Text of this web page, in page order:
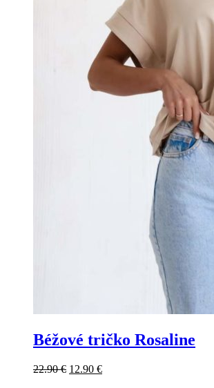
Béžové tričko Rosaline
22.90€ Original
12.90 €Current